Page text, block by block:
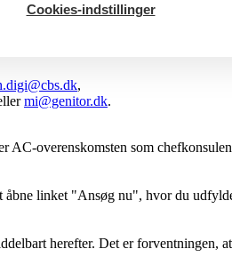
Cookies-indstillinger
,
mi@genitor.dk.
overenskomsten som
åbne linket "Ansøg nu", hvor du
herefter. Det er forventningen,